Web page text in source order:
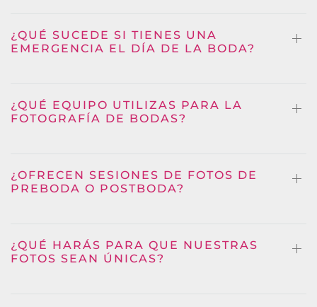
¿QUÉ SUCEDE SI TIENES UNA
EMERGENCIA EL DÍA DE LA BODA?
¿QUÉ EQUIPO UTILIZAS PARA LA
FOTOGRAFÍA DE BODAS?
¿OFRECEN SESIONES DE FOTOS DE
PREBODA O POSTBODA?
¿QUÉ HARÁS PARA QUE NUESTRAS
FOTOS SEAN ÚNICAS?